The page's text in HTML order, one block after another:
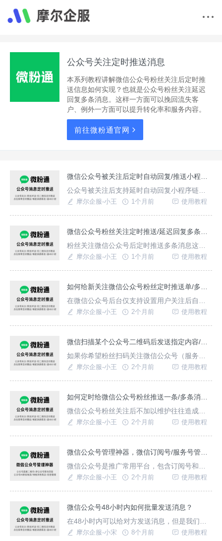
公众号关注定时推送消息
本系列教程讲解微信公众号粉丝关注后定时推
送信息如何实现？也就是公众号粉丝关注延迟
回复多条消息。这样一方面可以挽回流失客
户、例外一方面可以提升转化率和服务内容。
前往微粉通官网
公众号被关注后支持延时自动回复小程序链接/
小程序卡片，同时可组合文字、图片、卡券、
注定时推送消息，还支持扫码、点击菜单、发
能。公众号被关注后自动回复小程序如何实
现？1、注册
摩尔企服-小王 1个月前 使用教程
粉丝关注微信公众号后定时推送多条消息这种
功能如何实现？我们可以在公众号后台配置关
种工具配置推送消息不占用公众号群发次数，
查看推送状态，累计推送/已推送/失败推送数量
等。{微粉通}粉
摩尔企服-小王 1个月前 使用教程
在微信公众号后台仅支持设置用户关注后自动
发送一条欢迎语，但我们可以看到有的公众号
的开发能力，支持自定义推送时间内容，根据
置新关注粉丝定时推送单/多条消息注册登录：
前往微粉
摩尔企服-小王 2个月前 使用教程
如果你希望粉丝扫码关注微信公众号（服务号/
订阅号）后向用户定时推送指定内容，或扫描
信公众号后台并没有扫码推送内容的功能，还
指定内容怎么配置？注册登录：通过微粉通官
网(链接入口：
摩尔企服-小王 2个月前 使用教程
微信公众号粉丝关注后不加以维护往往造成粉
丝僵化，通过定时推送消息可以增加互动，降
类型及关注来源/标签分组推送一条或多条消
数。{微粉通}支持推送什么时间范围？可选择0-
48小时
摩尔企服-小王 2个月前 使用教程
微信公众号是推广常用平台，包含订阅号和服
务号，当需要管理多个公众号时，就需要借助
管理粉丝，制作生成渠道二维码，设置模板消
计查看等功能。微粉通公众号管理神器支持哪
些功能？一、公
摩尔企服-小王 2个月前 使用教程
微信公众号48小时内如何批量发送消息？
在48小时内可以给对方发送消息，但是我们如
何批量给微信公众号(订阅号、服务号)发送公众
摩尔企服-小宋 8个月前 使用教程